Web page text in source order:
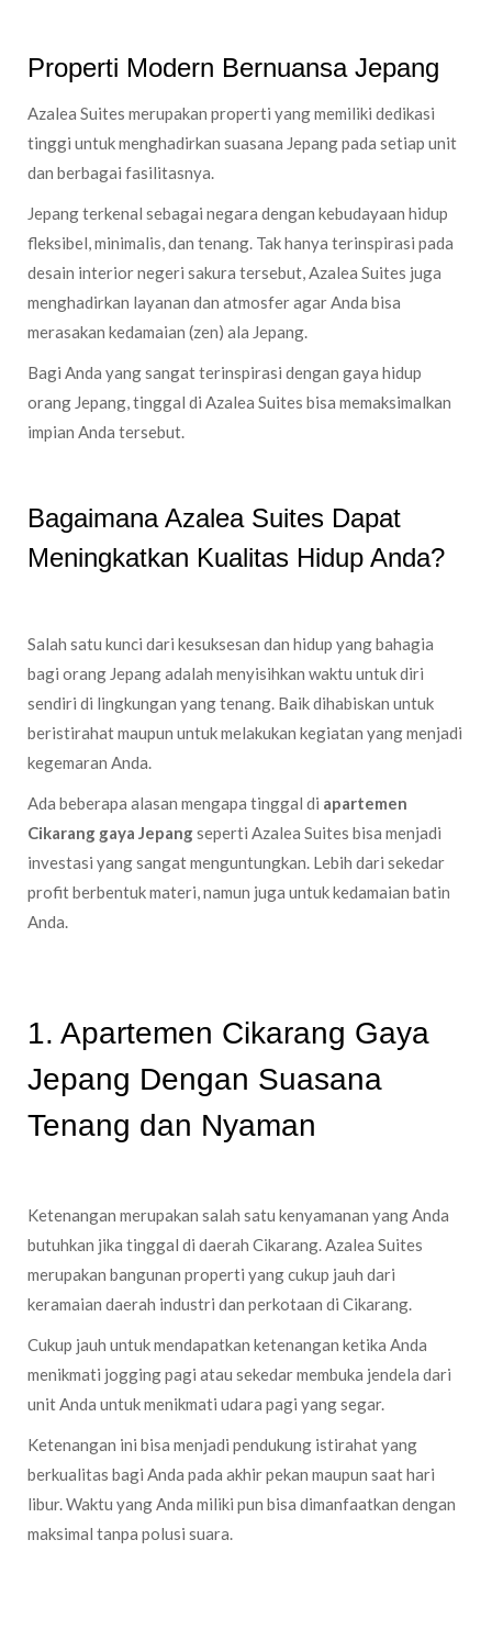
Properti Modern Bernuansa Jepang
Azalea Suites merupakan properti yang memiliki dedikasi
tinggi untuk menghadirkan suasana Jepang pada setiap unit
dan berbagai fasilitasnya.
Jepang terkenal sebagai negara dengan kebudayaan hidup
fleksibel, minimalis, dan tenang. Tak hanya terinspirasi pada
desain interior negeri sakura tersebut, Azalea Suites juga
menghadirkan layanan dan atmosfer agar Anda bisa
merasakan kedamaian (zen) ala Jepang.
Bagi Anda yang sangat terinspirasi dengan gaya hidup
orang Jepang, tinggal di Azalea Suites bisa memaksimalkan
impian Anda tersebut.
Bagaimana Azalea Suites Dapat
Meningkatkan Kualitas Hidup Anda?
Salah satu kunci dari kesuksesan dan hidup yang bahagia
bagi orang Jepang adalah menyisihkan waktu untuk diri
sendiri di lingkungan yang tenang. Baik dihabiskan untuk
beristirahat maupun untuk melakukan kegiatan yang menjadi
kegemaran Anda.
Ada beberapa alasan mengapa tinggal di apartemen
Cikarang gaya Jepangseperti Azalea Suites bisa menjadi
investasi yang sangat menguntungkan. Lebih dari sekedar
profit berbentuk materi, namun juga untuk kedamaian batin
Anda.
1. Apartemen Cikarang Gaya
Jepang Dengan Suasana
Tenang dan Nyaman
Ketenangan merupakan salah satu kenyamanan yang Anda
butuhkan jika tinggal di daerah Cikarang. Azalea Suites
merupakan bangunan properti yang cukup jauh dari
keramaian daerah industri dan perkotaan di Cikarang.
Cukup jauh untuk mendapatkan ketenangan ketika Anda
menikmati jogging pagi atau sekedar membuka jendela dari
unit Anda untuk menikmati udara pagi yang segar.
Ketenangan ini bisa menjadi pendukung istirahat yang
berkualitas bagi Anda pada akhir pekan maupun saat hari
libur. Waktu yang Anda miliki pun bisa dimanfaatkan dengan
maksimal tanpa polusi suara.